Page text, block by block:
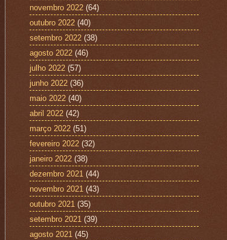
novembro 2022 (64)
outubro 2022 (40)
setembro 2022 (38)
agosto 2022 (46)
julho 2022 (57)
junho 2022 (36)
maio 2022 (40)
abril 2022 (42)
março 2022 (51)
fevereiro 2022 (32)
janeiro 2022 (38)
dezembro 2021 (44)
novembro 2021 (43)
outubro 2021 (35)
setembro 2021 (39)
agosto 2021 (45)